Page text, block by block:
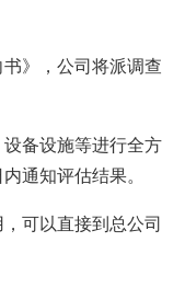
》，公司将派调查
备设施等进行全方
通知评估结果。
可以直接到总公司